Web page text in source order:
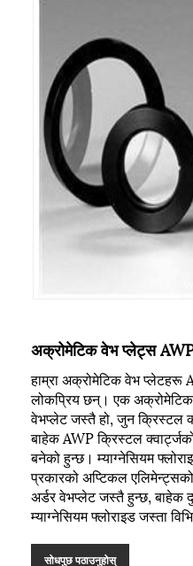
अक्रोमेटिक वेभ प्लेट्स
हाम्रा अक्रोमेटिक वेभ प्लेटहरू
लोकप्रिय छन्। एक
वेभप्लेट जस्तै हो, जुन क्रिस्टल
बाहेक AWP क्रिस्टल
बनेको हुन्छ। म्याग्नेसियम
प्रकारको अप्टिकल
अर्डर वेभप्लेट जस्तै हुन्छ, बाहेक
म्याग्नेसियम फ्लोराइड जस्ता
सोधपुछ पठाउनुहोस्